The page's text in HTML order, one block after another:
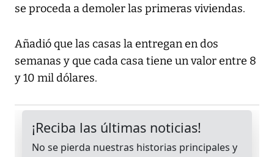
se proceda a demoler las primeras viviendas.
Añadió que las casas la entregan en dos
semanas y que cada casa tiene un valor entre 8
y 10 mil dólares.